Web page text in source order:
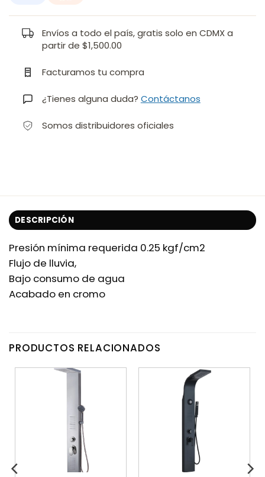
Envíos a todo el país, gratis solo en CDMX a
partir de $1,500.00
Facturamos tu compra
¿Tienes alguna duda? Contáctanos
Somos distribuidores oficiales
DESCRIPCIÓN
Presión mínima requerida 0.25 kgf/cm2
Flujo de lluvia,
Bajo consumo de agua
Acabado en cromo
PRODUCTOS RELACIONADOS